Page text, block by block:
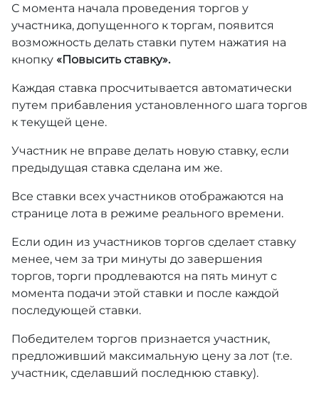
С момента начала проведения торгов у
участника, допущенного к торгам, появится
возможность делать ставки путем нажатия на
кнопку «Повысить ставку».
Каждая ставка просчитывается автоматически
путем прибавления установленного шага торгов
к текущей цене.
Участник не вправе делать новую ставку, если
предыдущая ставка сделана им же.
Все ставки всех участников отображаются на
странице лота в режиме реального времени.
Если один из участников торгов сделает ставку
менее, чем за три минуты до завершения
торгов, торги продлеваются на пять минут с
момента подачи этой ставки и после каждой
последующей ставки.
Победителем торгов признается участник,
предложивший максимальную цену за лот (т.е.
участник, сделавший последнюю ставку).